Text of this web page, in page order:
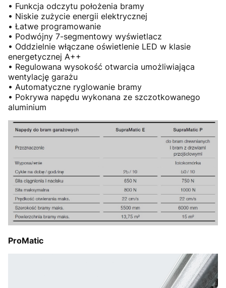
• Funkcja odczytu położenia bramy
• Niskie zużycie energii elektrycznej
• Łatwe programowanie
• Podwójny 7-segmentowy wyświetlacz
• Oddzielnie włączane oświetlenie LED w klasie
energetycznej A++
• Regulowana wysokość otwarcia umożliwiająca
wentylację garażu
• Automatyczne ryglowanie bramy
• Pokrywa napędu wykonana ze szczotkowanego
aluminium
ProMatic